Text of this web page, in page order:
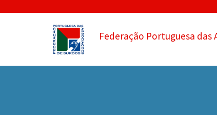
Federação Portuguesa das